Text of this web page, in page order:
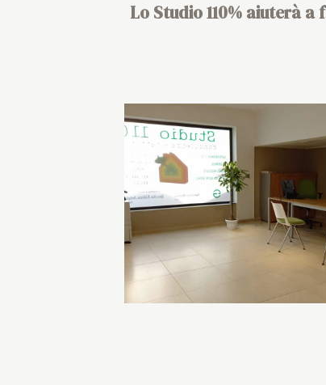
Lo Studio 110%aiuterà a